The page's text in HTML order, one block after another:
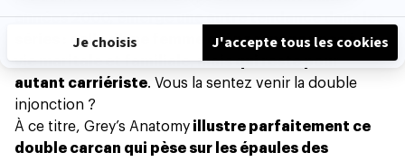
années 2000, émerge une autre tendance dans les
séries : celle d’une femme qui ne renonce pas à sa
vie maritale et familiale, mais qui reste pour
autant carriériste. Vous la sentez venir la double
injonction ?
À ce titre, Grey’s Anatomy illustre parfaitement ce
double carcan qui pèse sur les épaules des